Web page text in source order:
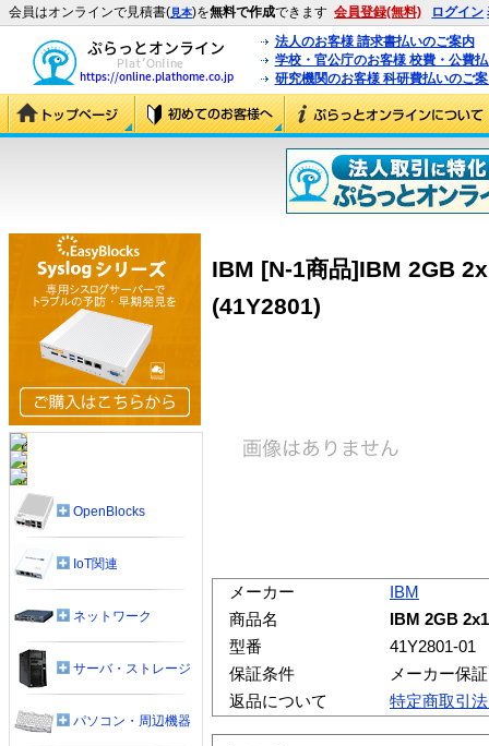
会員はオンラインで見積書(見本)を無料で作成できます 会員登録(無料) ログイン
法人のお客様 請求書払いのご案内
学校・官公庁のお客様 校費・公費
研究機関のお客様 科研費払いのご
IBM [N-1商品]IBM 2GB
(41Y2801)
メーカー
IBM
商品名
IBM 2GB
型番
41Y2801-01
保証条件
メーカー保証
返品について
特定商取引
OpenBlocks
IoT関連
ネットワーク
サーバ・ストレージ
パソコン・周辺機器